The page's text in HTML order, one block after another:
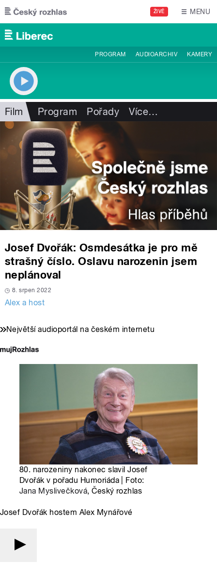
Přejít k hlavnímu obsahu
ŽIVĚ MENU
PROGRAM AUDIOARCHIV KAMERY
Film Program Pořady Více…
Josef Dvořák: Osmdesátka je pro mě
strašný číslo. Oslavu narozenin jsem
neplánoval
8. srpen 2022
Alex a host
Největší audioportál na českém internetu
80. narozeniny nakonec slavil Josef
Dvořák v pořadu Humoriáda | Foto:
Jana Myslivečková, Český rozhlas
Josef Dvořák hostem Alex Mynářové